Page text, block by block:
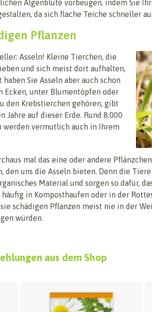
Algenblüte vorbeugen, indem Sie
da sich flache Teiche schneller
Pflanzen
Asseln! Kleine Tierchen, die
und sich meist dort aufhalten,
Sie Asseln aber auch schon
Ecken, unter Blumentöpfen oder
den Krebstierchen gehören, gibt
Jahre auf dieser Erde. Rund 8.000
werden vermutlich auch in Ihrem
mal das eine oder andere
den uns die Asseln bieten. Denn die
Material und sorgen so dafür,
in Komposthaufen oder in der
schädigen Pflanzen meist nie in der
würden.
aus dem Shop